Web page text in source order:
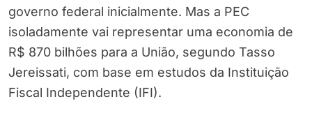
governo federal inicialmente. Mas a PEC
isoladamente vai representar uma economia de
R$ 870 bilhões para a União, segundo Tasso
Jereissati, com base em estudos da Instituição
Fiscal Independente (IFI).